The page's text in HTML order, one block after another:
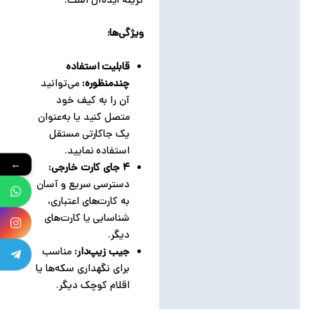
ویژگی‌ها:
قابلیت استفاده
چندمنظوره: می‌توانید
آن را به کیف خود
متصل کنید یا به‌عنوان
یک جاکارتی مستقل
استفاده نمایید.
۴ جای کارت خارجی:
دسترسی سریع و آسان
به کارت‌های اعتباری،
شناسایی یا کارت‌های
دیگر.
جیب زیپ‌دار: مناسب
برای نگهداری سکه‌ها یا
اقلام کوچک دیگر.
←